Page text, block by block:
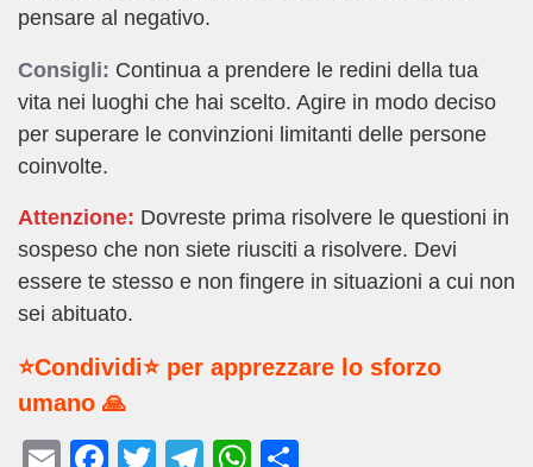
pensare al negativo.
Consigli: Continua a prendere le redini della tua
vita nei luoghi che hai scelto. Agire in modo deciso
per superare le convinzioni limitanti delle persone
coinvolte.
Attenzione: Dovreste prima risolvere le questioni in
sospeso che non siete riusciti a risolvere. Devi
essere te stesso e non fingere in situazioni a cui non
sei abituato.
⭐Condividi⭐ per apprezzare lo sforzo
umano 🙏